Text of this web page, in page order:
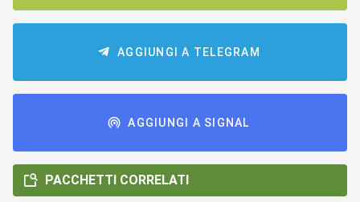
AGGIUNGI A TELEGRAM
AGGIUNGI A SIGNAL
PACCHETTI CORRELATI